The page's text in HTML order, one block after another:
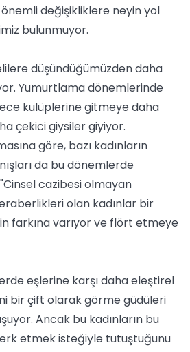
önemli değişikliklere neyin yol
bulunmuyor.
düşündüğümüzden daha
Yumurtlama dönemlerinde
kulüplerine gitmeye daha
çekici giysiler giyiyor.
göre, bazı kadınların
da bu dönemlerde
cazibesi olmayan
olan kadınlar bir
farkına varıyor ve flört etmeye
eşlerine karşı daha eleştirel
bir çift olarak görme güdüleri
Ancak bu kadınların bu
etmek isteğiyle tutuştuğunu